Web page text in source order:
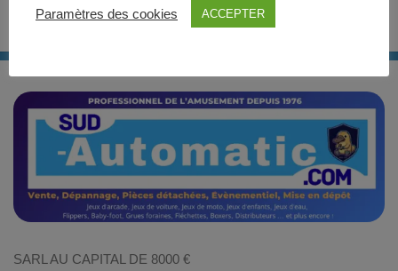
SARL AU CAPITAL DE 8000 €
Paramètres des cookies ACCEPTER